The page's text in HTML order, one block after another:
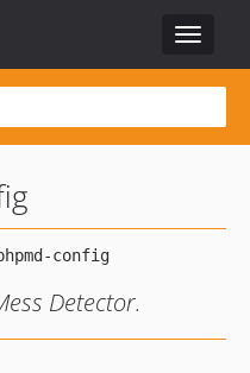
Toggle
Detector.